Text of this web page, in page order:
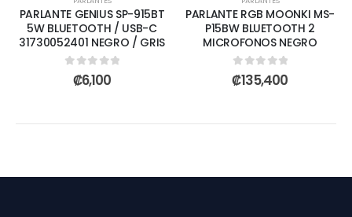
PARLANTE GENIUS SP-915BT
5W BLUETOOTH / USB-C
31730052401 NEGRO / GRIS
out of 5
₡6,100
PARLANTE RGB MOONKI MS-
P15BW BLUETOOTH 2
MICROFONOS NEGRO
0out of 5
₡135,400